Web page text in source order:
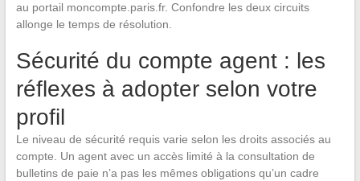
au portail moncompte.paris.fr. Confondre les deux circuits
allonge le temps de résolution.
Sécurité du compte agent : les
réflexes à adopter selon votre
profil
Le niveau de sécurité requis varie selon les droits associés au
compte. Un agent avec un accès limité à la consultation de
bulletins de paie n’a pas les mêmes obligations qu’un cadre